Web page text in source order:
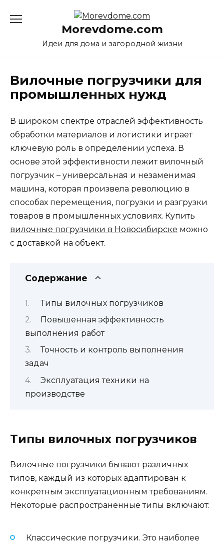
Morevdome.com
Идеи для дома и загородной жизни
Вилочные погрузчики для
промышленных нужд
В широком спектре отраслей эффективность
обработки материалов и логистики играет
ключевую роль в определении успеха. В
основе этой эффективности лежит вилочный
погрузчик – универсальная и незаменимая
машина, которая произвела революцию в
способах перемещения, погрузки и разгрузки
товаров в промышленных условиях. Купить
вилочные погрузчики в Новосибирске можно
с доставкой на объект.
Содержание
Типы вилочных погрузчиков
Повышенная эффективность
выполнения работ
Точность и контроль выполнения
задач
Эксплуатация техники на
производстве
Типы вилочных погрузчиков
Вилочные погрузчики бывают различных
типов, каждый из которых адаптирован к
конкретным эксплуатационным требованиям.
Некоторые распространенные типы включают:
Классические погрузчики. Это наиболее